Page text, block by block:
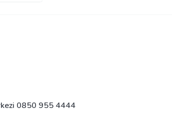
0850 955 4444